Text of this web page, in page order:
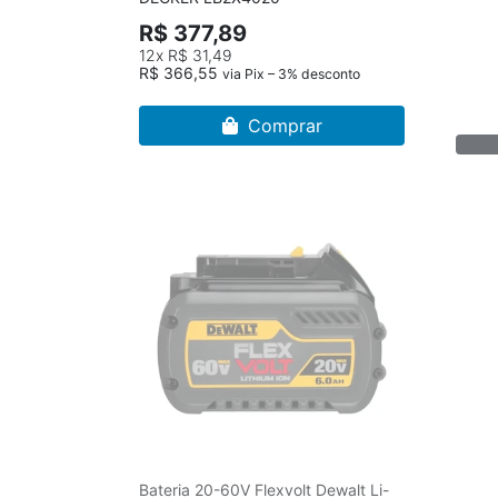
R$ 377,89
12x R$ 31,49
R$ 366,55 via Pix – 3% desconto
Comprar
Bateria 20-60V Flexvolt Dewalt Li-